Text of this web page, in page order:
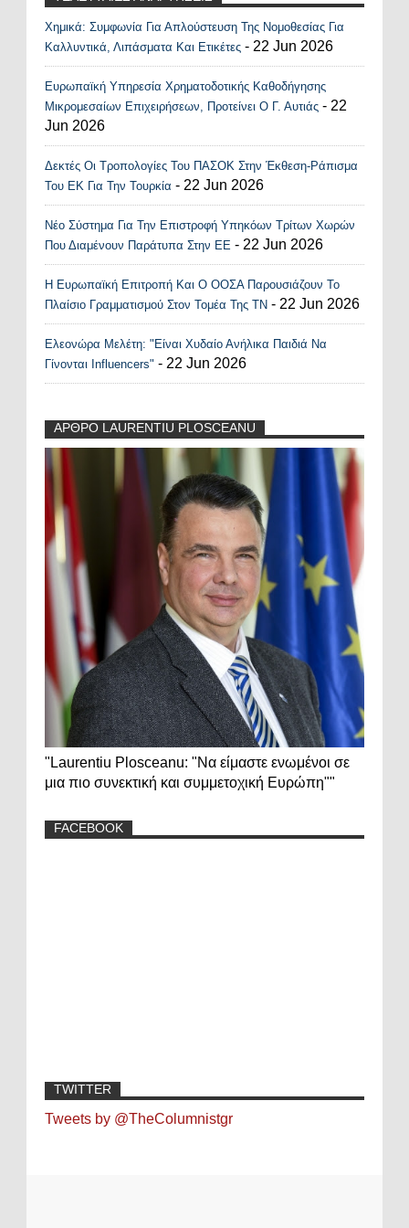
Recent Posts Widget
Χημικά: Συμφωνία Για Απλούστευση Της Νομοθεσίας Για
Καλλυντικά, Λιπάσματα Και Ετικέτες - 22 Jun 2026
Ευρωπαϊκή Υπηρεσία Χρηματοδοτικής Καθοδήγησης
Μικρομεσαίων Επιχειρήσεων, Προτείνει Ο Γ. Αυτιάς - 22
Jun 2026
Δεκτές Οι Τροπολογίες Του ΠΑΣΟΚ Στην Έκθεση-Ράπισμα
Του ΕΚ Για Την Τουρκία - 22 Jun 2026
Νέο Σύστημα Για Την Επιστροφή Υπηκόων Τρίτων Χωρών
Που Διαμένουν Παράτυπα Στην ΕΕ - 22 Jun 2026
Η Ευρωπαϊκή Επιτροπή Και Ο ΟΟΣΑ Παρουσιάζουν Το
Πλαίσιο Γραμματισμού Στον Τομέα Της ΤΝ - 22 Jun 2026
Ελεονώρα Μελέτη: "Είναι Χυδαίο Ανήλικα Παιδιά Να
Γίνονται Influencers" - 22 Jun 2026
ΑΡΘΡΟ LAURENTIU PLOSCEANU
"Laurentiu Plosceanu: "Να είμαστε ενωμένοι σε
μια πιο συνεκτική και συμμετοχική Ευρώπη""
FACEBOOK
TWITTER
Tweets by @TheColumnistgr